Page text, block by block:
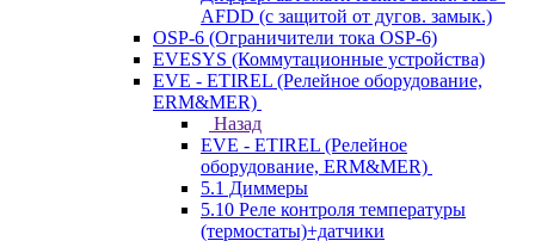
AFDD (с защитой от дугов. замык.)
OSP-6 (Ограничители тока OSP-6)
EVESYS (Коммутационные устройства)
EVE - ETIREL (Релейное оборудование,
ERM&MER)
Назад
EVE - ETIREL (Релейное
оборудование, ERM&MER)
5.1 Диммеры
5.10 Реле контроля температуры
(термостаты)+датчики